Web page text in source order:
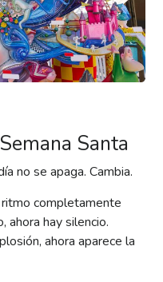
Santa
no se apaga. Cambia.
completamente
ahora hay silencio.
ahora aparece la